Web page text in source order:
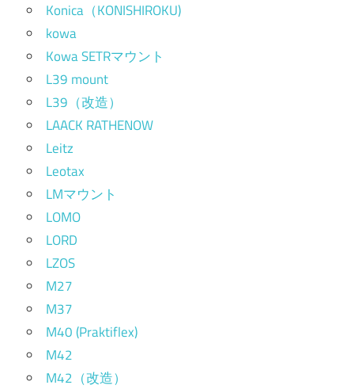
Konica（KONISHIROKU)
kowa
Kowa SETRマウント
L39 mount
L39（改造）
LAACK RATHENOW
Leitz
Leotax
LMマウント
LOMO
LORD
LZOS
M27
M37
M40 (Praktiflex)
M42
M42（改造）